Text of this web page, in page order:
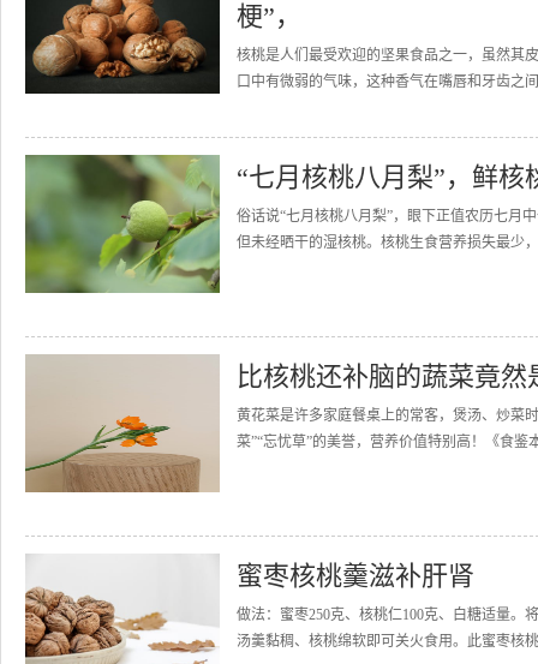
梗”，
核桃是人们最受欢迎的坚果食品之一，虽然其
口中有微弱的气味，这种香气在嘴唇和牙齿之
“七月核桃八月梨”，鲜核
俗话说“七月核桃八月梨”，眼下正值农历七月
但未经晒干的湿核桃。核桃生食营养损失最少
比核桃还补脑的蔬菜竟
黄花菜是许多家庭餐桌上的常客，煲汤、炒菜
菜”“忘忧草”的美誉，营养价值特别高！《食
蜜枣核桃羹滋补肝肾
做法：蜜枣250克、核桃仁100克、白糖适量。
汤羹黏稠、核桃绵软即可关火食用。此蜜枣核